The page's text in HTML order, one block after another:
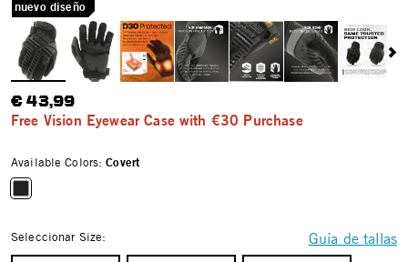
nuevo diseño
€ 43,99
Free Vision Eyewear Case with €30 Purchase
Available Colors:Covert
Guía de tallas
Seleccionar Size: